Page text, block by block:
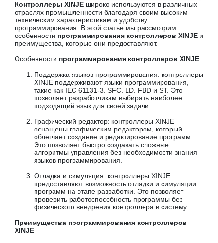
Контроллеры XINJE широко используются в различных
отраслях промышленности благодаря своим высоким
техническим характеристикам и удобству
программирования. В этой статье мы рассмотрим
особенности программирования контроллеров XINJE и
преимущества, которые они предоставляют.
Особенности программирования контроллеров XINJE
Поддержка языков программирования: контроллеры
XINJE поддерживают языки программирования,
такие как IEC 61131-3, SFC, LD, FBD и ST. Это
позволяет разработчикам выбирать наиболее
подходящий язык для своей задачи.
Графический редактор: контроллеры XINJE
оснащены графическим редактором, который
облегчает создание и редактирование программ.
Это позволяет быстро создавать сложные
алгоритмы управления без необходимости знания
языков программирования.
Отладка и симуляция: контроллеры XINJE
предоставляют возможность отладки и симуляции
программ на этапе разработки. Это позволяет
проверить работоспособность программы без
физического внедрения контроллера в систему.
Преимущества программирования контроллеров
XINJE